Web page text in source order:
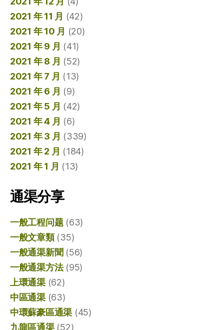
2021 年 11 月 (42)
2021 年 10 月 (20)
2021 年 9 月 (41)
2021 年 8 月 (52)
2021 年 7 月 (13)
2021 年 6 月 (9)
2021 年 5 月 (42)
2021 年 4 月 (6)
2021 年 3 月 (339)
2021 年 2 月 (184)
2021 年 1 月 (13)
通渠分享
一般工程问题(63)
一般文章類(35)
一般通渠新聞 (56)
一般通渠方法(95)
上環通渠(62)
中區通渠(63)
中環蘇豪區通渠 (45)
九龍區通渠(52)